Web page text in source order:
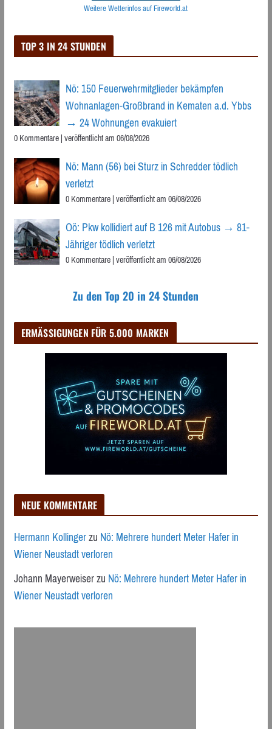
Weitere Wetterinfos auf Fireworld.at
TOP 3 IN 24 STUNDEN
Nö: 150 Feuerwehrmitglieder bekämpfen
Wohnanlagen-Großbrand in Kematen a.d. Ybbs
→ 24 Wohnungen evakuiert
0 Kommentare|veröffentlicht am 06/08/2026
Nö: Mann (56) bei Sturz in Schredder tödlich
verletzt
0 Kommentare|veröffentlicht am 06/08/2026
Oö: Pkw kollidiert auf B 126 mit Autobus → 81-
Jähriger tödlich verletzt
0 Kommentare|veröffentlicht am 06/08/2026
Zu den Top 20 in 24 Stunden
ERMÄSSIGUNGEN FÜR 5.000 MARKEN
NEUE KOMMENTARE
Hermann KollingerzuNö: Mehrere hundert Meter Hafer in
Wiener Neustadt verloren
Johann MayerweiserzuNö: Mehrere hundert Meter Hafer in
Wiener Neustadt verloren